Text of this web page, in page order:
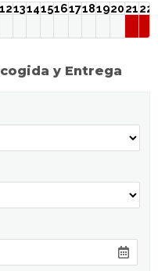
1213141516171819202122
y Entrega